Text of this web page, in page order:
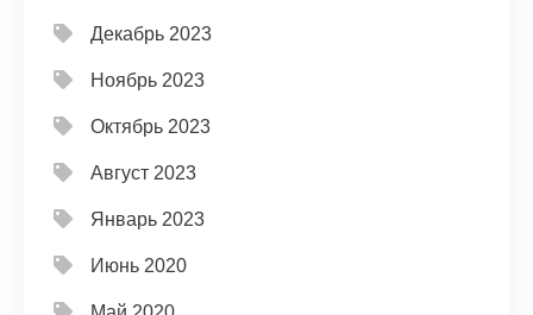
Декабрь 2023
Ноябрь 2023
Октябрь 2023
Август 2023
Январь 2023
Июнь 2020